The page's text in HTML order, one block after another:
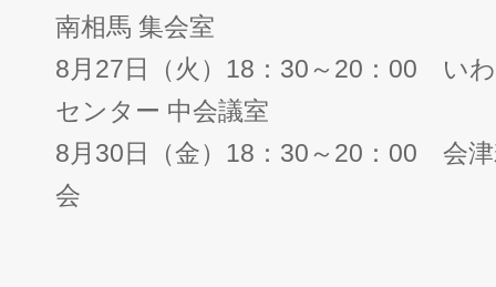
南相馬 集会室
8月27日（火）18：30～20：00 い
センター 中会議室
8月30日（金）18：30～20：00 会
会